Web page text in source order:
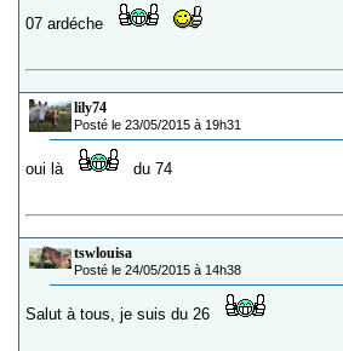
07 ardéche
lily74
Posté le 23/05/2015 à 19h31
oui là du 74
tswlouisa
Posté le 24/05/2015 à 14h38
Salut à tous, je suis du 26